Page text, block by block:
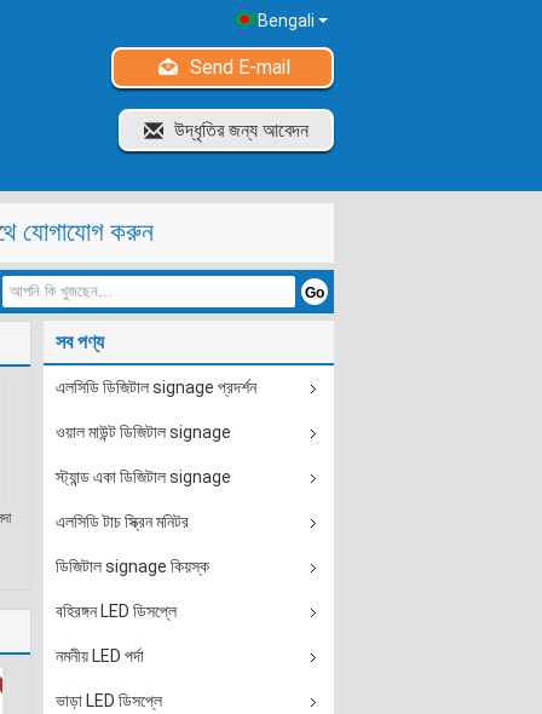
Bengali
Send E-mail
উদ্ধৃতির জন্য আবেদন
যোগাযোগ করুন
সব পণ্য
এলসিডি ডিজিটাল signage প্রদর্শন
ওয়াল মাউন্ট ডিজিটাল signage
স্ট্যান্ড একা ডিজিটাল signage
এলসিডি টাচ স্ক্রিন মনিটর
ডিজিটাল signage কিয়স্ক
বহিরঙ্গন LED ডিসপ্লে
নমনীয় LED পর্দা
ভাড়া LED ডিসপ্লে